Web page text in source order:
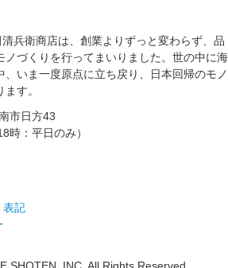
兵衛商店は、創業よりずっと変わらず、品
ノづくりを行ってまいりました。世の中に海
いま一度原点に立ち戻り、日本回帰のモノ
す。
市日方43
時：平日のみ）
表記